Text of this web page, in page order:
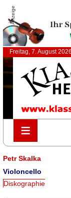
Anzeige
Freitag, 7. August 2026
≡
≡
Petr Skalka
Violoncello
Diskographie